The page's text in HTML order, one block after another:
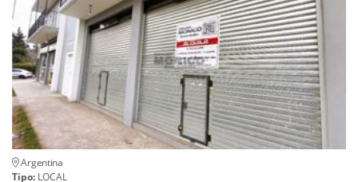
Argentina
Tipo: LOCAL